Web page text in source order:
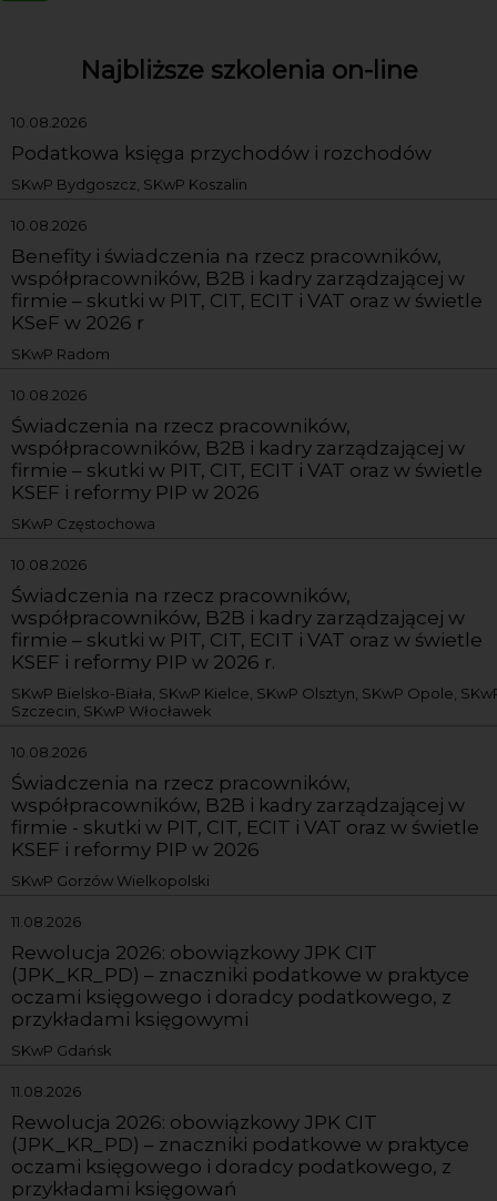
Najbliższe szkolenia on-line
10.08.2026
Podatkowa księga przychodów i rozchodów
SKwP Bydgoszcz, SKwP Koszalin
10.08.2026
Benefity i świadczenia na rzecz pracowników,
współpracowników, B2B i kadry zarządzającej w
firmie – skutki w PIT, CIT, ECIT i VAT oraz w świetle
KSeF w 2026 r
SKwP Radom
10.08.2026
Świadczenia na rzecz pracowników,
współpracowników, B2B i kadry zarządzającej w
firmie – skutki w PIT, CIT, ECIT i VAT oraz w świetle
KSEF i reformy PIP w 2026
SKwP Częstochowa
10.08.2026
Świadczenia na rzecz pracowników,
współpracowników, B2B i kadry zarządzającej w
firmie – skutki w PIT, CIT, ECIT i VAT oraz w świetle
KSEF i reformy PIP w 2026 r.
SKwP Bielsko-Biała, SKwP Kielce, SKwP Olsztyn, SKwP Opole,
Szczecin, SKwP Włocławek
10.08.2026
Świadczenia na rzecz pracowników,
współpracowników, B2B i kadry zarządzającej w
firmie - skutki w PIT, CIT, ECIT i VAT oraz w świetle
KSEF i reformy PIP w 2026
SKwP Gorzów Wielkopolski
11.08.2026
Rewolucja 2026: obowiązkowy JPK CIT
(JPK_KR_PD) – znaczniki podatkowe w praktyce
oczami księgowego i doradcy podatkowego, z
przykładami księgowymi
SKwP Gdańsk
11.08.2026
Rewolucja 2026: obowiązkowy JPK CIT
(JPK_KR_PD) – znaczniki podatkowe w praktyce
oczami księgowego i doradcy podatkowego, z
przykładami księgowań